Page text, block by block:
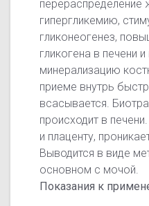
перераспределение
гипергликемию,
гликонеогенез,
гликогена в печени
минерализацию
приеме внутрь
всасывается.
происходит в
и плаценту,
Выводится в виде
основном с мочой.
Показания к